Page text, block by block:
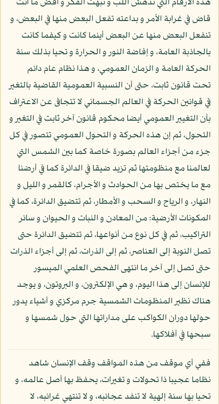
هذه الأرقام التي تدهش اللب و تبهت الفكر و اقض ما أنت
قاض في غرابة الأمر و بداعته تفعل البعض منها في البعض، و
تنفعل البعض منها عن البعض أينما كانت و كيفما كانت
بالجاذبة العامة، و إفاضة النور و الحرارة و تحيا بذلك سنة
الحركة العامة و الزمان العمومي، و هذا نظام عام دائم
تحت قانون ثابت، حتى أن النسبية العمومية القاضية بالتغير
في قوانين الحركة في العالم الجسماني لا تتجافى عن الاعتراف
بأن التغيير العمومي أيضا محكوم قانون آخر ثابت في التغير و
التحول، ثم إن هذه الحركة و التحول العمومي تتصور في كل
جزء من أجزاء العالم بصورة خاصة كما بين الشمس التي
لعالمنا مع منظومتها ثم تزيد ضيقا في الدائرة كما في أرضنا
مع ما يختص بها من الحوادث و الأجرام، كالقمر و الليل و
النهار، و الرياح و السحب و الأمطار، ثم تتضيق الدائرة، كما في
المكونات الأرضية: من المعادن و النبات و الحيوان و سائر
التراكيب، ثم في كل نوع من أنواعها، ثم تتضيق الدائرة حتى
تصل النوبة إلى العناصر، ثم إلى الذرات، ثم إلى أجزاء الذرات
حتى تصل إلى آخر ما انتهى الفحص العلمي الميسور
للإنسان إلى هذا اليوم، و هي الإلكترون، و البروتون، و يوجد
هناك نظير المنظومات الشمسية جرم مركزي و أشياء يدور
حولها دوران الكواكب على مداراتها التي حول شمسها و
سبحها في أفلاكها.
ففي أي موقف من هذه المواقف وقف الإنسان شاهد
نظاما عجيبا ذا تحولات و تغيرات، يحفظ بها أصل عالمه، و
تحيا بها سنة إلهية لا تنفد عجائبه، و لا تنتهي غرائبه، لا